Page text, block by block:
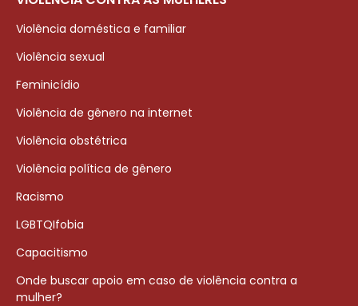
Violência doméstica e familiar
Violência sexual
Feminicídio
Violência de gênero na internet
Violência obstétrica
Violência política de gênero
Racismo
LGBTQIfobia
Capacitismo
Onde buscar apoio em caso de violência contra a
mulher?